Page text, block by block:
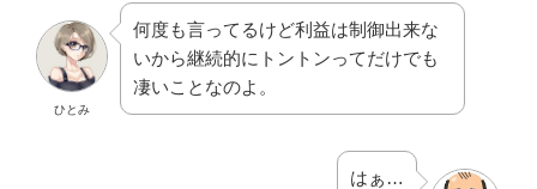
ひとみ
何度も言ってるけど利益は制御出来な
いから継続的にトントンってだけでも
凄いことなのよ。
はぁ…